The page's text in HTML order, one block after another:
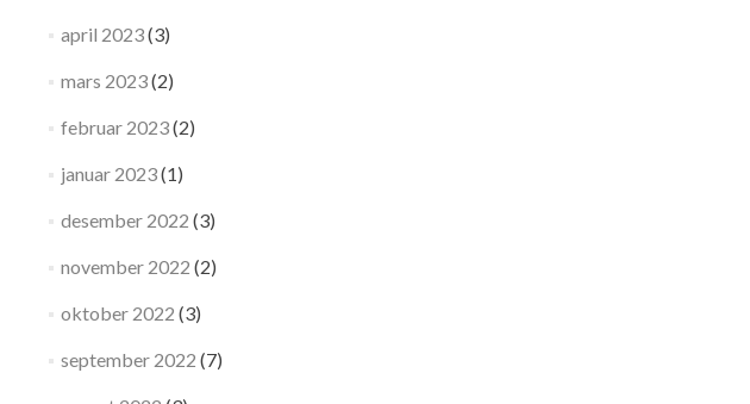
april 2023(3)
mars 2023(2)
februar 2023(2)
januar 2023(1)
desember 2022 (3)
november 2022 (2)
oktober 2022 (3)
september 2022 (7)